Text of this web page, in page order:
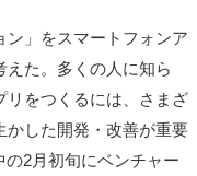
」をスマートフォンア
た。多くの人に知ら
リをつくるには、さまざ
かした開発・改善が重要
2月初旬にベンチャー